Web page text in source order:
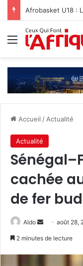
Menu
Accueil / Actualité
Actualité
cachée
de fer
Aldo
Envoyeraoût 28,
2 minutes de lecture